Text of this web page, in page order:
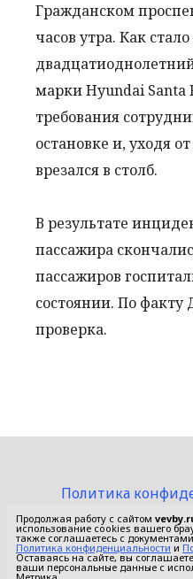
Гражданском
часов утра. Как
марки Hyundai Santa
требования
остановке и, уходя
врезался в столб.
В результате
пассажира
пассажиров
состоянии. По факту
проверка.
Политика
© 2015-2026 Сетевое
Федеральной службе
информационных
Продолжая работу с сайтом
использование cookies вашего
также соглашаетесь с
Политика конфиденциальности и
Оставаясь на сайте, вы
ваши персональные данные с